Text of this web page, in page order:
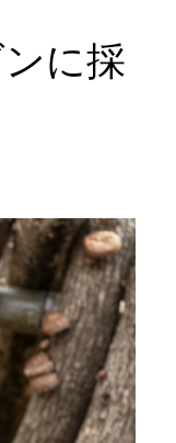
に採